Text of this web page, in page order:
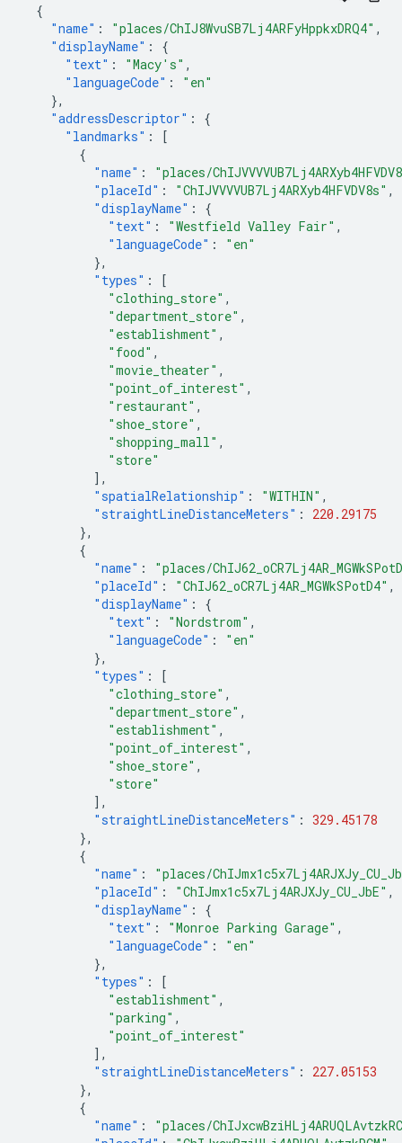
{
"name" : "places/ChIJ8WvuSB7Lj4ARFyHppkxDRQ4" ,
"displayName" :
{
"text" : "Macy's" ,
"languageCode" :
"en"
},
"addressDescriptor" :
{
"landmarks" :
[
{
"name" :
"places/
"placeId" : "ChIJVVVVUB7Lj4ARXyb4HFVDV8s" ,
"displayName" :
{
"text" : "Westfield Valley Fair" ,
"languageCode" :
"en"
},
"types" :
[
"clothing_store" ,
"department_store" ,
"establishment" ,
"food" ,
"movie_theater" ,
"point_of_interest" ,
"restaurant" ,
"shoe_store" ,
"shopping_mall" ,
"store"
],
"spatialRelationship" : "WITHIN" ,
"straightLineDistanceMeters" :
220.29175
},
{
"name" :
"places/
"placeId" : "ChIJ62_oCR7Lj4AR_MGWkSPotD4" ,
"displayName" :
{
"text" : "Nordstrom" ,
"languageCode" :
"en"
},
"types" :
[
"clothing_store" ,
"department_store" ,
"establishment" ,
"point_of_interest" ,
"shoe_store" ,
"store"
],
"straightLineDistanceMeters" : 329.45178
},
{
"name" :
"places/
"placeId" : "ChIJmx1c5x7Lj4ARJXJy_CU_JbE" ,
"displayName" :
{
"text" : "Monroe Parking Garage" ,
"languageCode" :
"en"
},
"types" :
[
"establishment" ,
"parking" ,
"point_of_interest"
],
"straightLineDistanceMeters" :
227.05153
},
{
"name" :
"places/